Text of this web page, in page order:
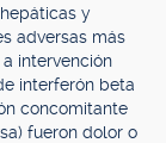
y
adversas más
intervención
interferón beta
concomitante
fueron dolor o